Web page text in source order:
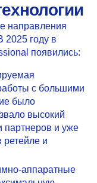
направления
2025 году в
появились:
с большими
было
высокий
партнеров и уже
ретейле и
аппаратные